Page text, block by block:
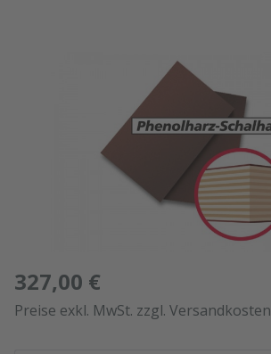
Bildergalerie überspringen
327,00 €
Preise exkl. MwSt. zzgl. Versandkosten